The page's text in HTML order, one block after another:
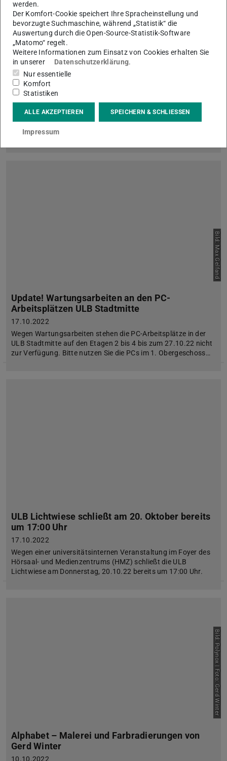
Willkommen Erstsemester!
17.10.2022
Am 17. Oktober findet ab 18:00 Uhr die
Erstsemesterbegrüßung im Hörsaal- und Medienzentrum
(L4|02, Franziska-Braun-Straße 10) statt.
Bild: Max Gelfand
Update! Wartungsarbeiten an den PC-
Arbeitsplätzen ULB Stadtmitte
17.10.2022
Wegen Wartungsarbeiten stehen die PC-Arbeitsplätze in der
ULB Stadtmitte auf den Etagen 2 bis 4 bis zum 27.10.22 nicht
zur Verfügung. Bitte nutzen Sie die PCs im 1. Obergeschoss…
ULB Lichtwiese schließt am 20. Oktober bereits
um 17:00 Uhr
17.10.2022
Wegen einer universitätsinternen Veranstaltung im Foyer des
Hörsaal- und Medienzentrums (HMZ) schließt die ULB
Lichtwiese am Donnerstag, 20.10.22 bereits um 17:00 Uhr.
Bild: Polynox | Foto: Gerd Winter
Alphabet – Malerei und Farbradierungen von
Gerd Winter
10.10.2022
werden.
Der Komfort-Cookie speichert Ihre Spracheinstellung und
bevorzugte Suchmaschine, während „Statistik“ die
Auswertung durch die Open-Source-Statistik-Software
„Matomo“ regelt.
Weitere Informationen zum Einsatz von Cookies erhalten Sie
in unserer
Datenschutzerklärung.
Nur essentielle
Komfort
Statistiken
ALLE AKZEPTIEREN SPEICHERN & SCHLIESSEN
Impressum